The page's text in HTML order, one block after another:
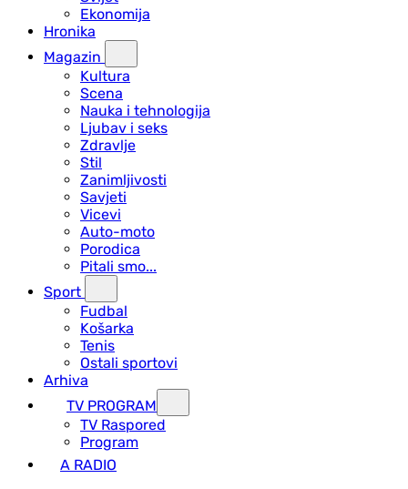
Ekonomija
Hronika
Magazin
Kultura
Scena
Nauka i tehnologija
Ljubav i seks
Zdravlje
Stil
Zanimljivosti
Savjeti
Vicevi
Auto-moto
Porodica
Pitali smo...
Sport
Fudbal
Košarka
Tenis
Ostali sportovi
Arhiva
TV PROGRAM
ТV Raspored
Program
A RADIO